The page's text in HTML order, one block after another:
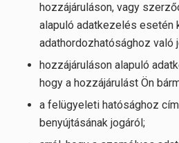
hozzájáruláson, vagy
alapuló adatkezelés esetén
adathordozhatósághoz való
hozzájáruláson alapuló
hogy a hozzájárulást Ön
a felügyeleti hatósághoz
benyújtásának jogáról;